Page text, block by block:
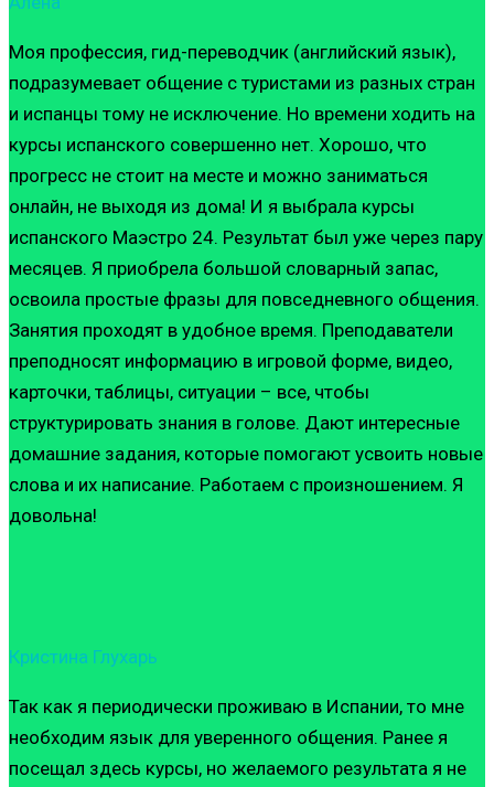
Моя профессия, гид-переводчик (английский язык),
подразумевает общение с туристами из разных стран
и испанцы тому не исключение. Но времени ходить на
курсы испанского совершенно нет. Хорошо, что
прогресс не стоит на месте и можно заниматься
онлайн, не выходя из дома! И я выбрала курсы
испанского Маэстро 24. Результат был уже через пару
месяцев. Я приобрела большой словарный запас,
освоила простые фразы для повседневного общения.
Занятия проходят в удобное время. Преподаватели
преподносят информацию в игровой форме, видео,
карточки, таблицы, ситуации – все, чтобы
структурировать знания в голове. Дают интересные
домашние задания, которые помогают усвоить новые
слова и их написание. Работаем с произношением. Я
довольна!
Кристина Глухарь
Так как я периодически проживаю в Испании, то мне
необходим язык для уверенного общения. Ранее я
посещал здесь курсы, но желаемого результата я не